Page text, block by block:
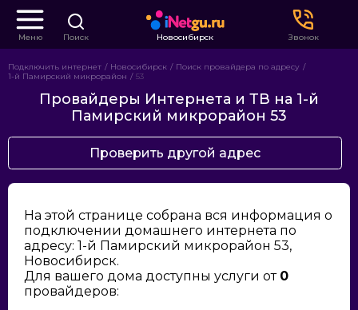
Меню Поиск Новосибирск Звонок
Подключить интернет Новосибирск
Поиск провайдера по адресу
1-й Памирский микрорайон
53
Провайдеры Интернета и ТВ на 1-й
Памирский микрорайон 53
Проверить другой адрес
На этой странице собрана вся информация о
подключении домашнего интернета по
адресу: 1-й Памирский микрорайон 53,
Новосибирск.
Для вашего дома доступны услуги от 0
провайдеров: